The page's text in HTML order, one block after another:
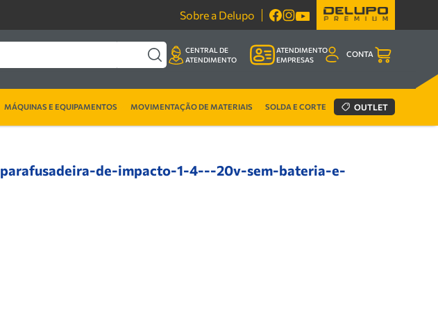
Sobre a Delupo
CENTRAL DE
ATENDIMENTO
ATENDIMENTO
EMPRESAS
CONTA
MÁQUINAS E EQUIPAMENTOS MOVIMENTAÇÃO DE MATERIAIS SOLDA E CORTE OUTLET
parafusadeira-de-impacto-1-4---20v-sem-bateria-e-